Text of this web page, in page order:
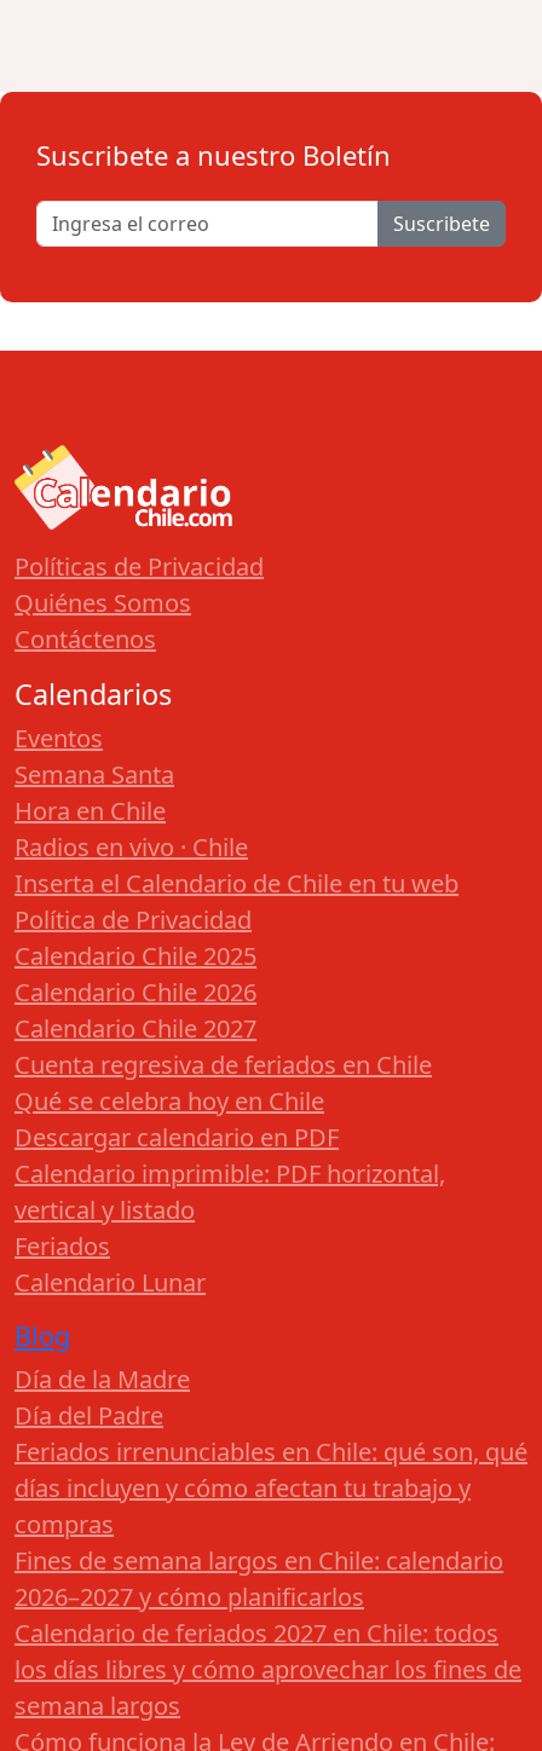
Suscribete a nuestro Boletín
Suscribete
Políticas de Privacidad
Quiénes Somos
Contáctenos
Calendarios
Eventos
Semana Santa
Hora en Chile
Radios en vivo · Chile
Inserta el Calendario de Chile en tu web
Política de Privacidad
Calendario Chile 2025
Calendario Chile 2026
Calendario Chile 2027
Cuenta regresiva de feriados en Chile
Qué se celebra hoy en Chile
Descargar calendario en PDF
Calendario imprimible: PDF horizontal,
vertical y listado
Feriados
Calendario Lunar
Blog
Día de la Madre
Día del Padre
Feriados irrenunciables en Chile: qué son, qué
días incluyen y cómo afectan tu trabajo y
compras
Fines de semana largos en Chile: calendario
2026–2027 y cómo planificarlos
Calendario de feriados 2027 en Chile: todos
los días libres y cómo aprovechar los fines de
semana largos
Cómo funciona la Ley de Arriendo en Chile: